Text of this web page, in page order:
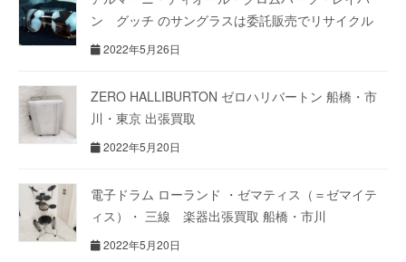
ン グッチ のサングラスは委託販売でリサイクル
2022年5月26日
ZERO HALLIBURTON ゼロハリバートン 船橋・市
川・東京 出張買取
2022年5月20日
電子ドラム ローランド ・ゼマティス（＝ゼマイテ
ィス）・ 三線 楽器出張買取 船橋・市川
2022年5月20日